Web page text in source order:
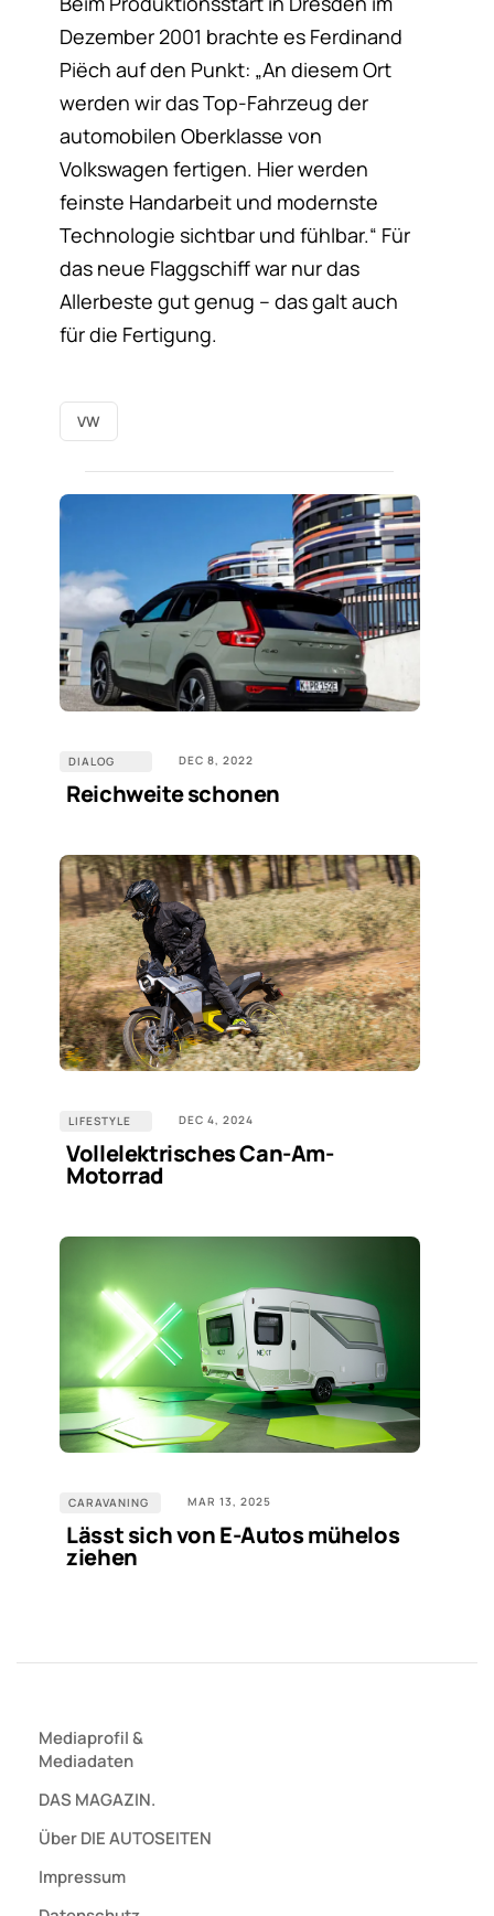
Dezember 2001 brachte es Ferdinand
Piëch auf den Punkt: „An diesem Ort
werden wir das Top-Fahrzeug der
automobilen Oberklasse von
Volkswagen fertigen. Hier werden
feinste Handarbeit und modernste
Technologie sichtbar und fühlbar.“ Für
das neue Flaggschiff war nur das
Allerbeste gut genug – das galt auch
für die Fertigung.
VW
DIALOG DEC 8, 2022
Reichweite schonen
LIFESTYLE DEC 4, 2024
Vollelektrisches Can-Am-
Motorrad
CARAVANING MAR 13, 2025
Lässt sich von E-Autos mühelos
ziehen
Mediaprofil&
Mediadaten
DAS MAGAZIN.
Über DIE AUTOSEITEN
Impressum